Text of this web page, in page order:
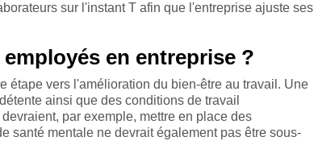
sur l'instant T afin que l'entreprise ajuste ses
en entreprise ?
étape vers l'amélioration du bien-être au travail. Une
ainsi que des conditions de travail
par exemple, mettre en place des
santé mentale ne devrait également pas être sous-